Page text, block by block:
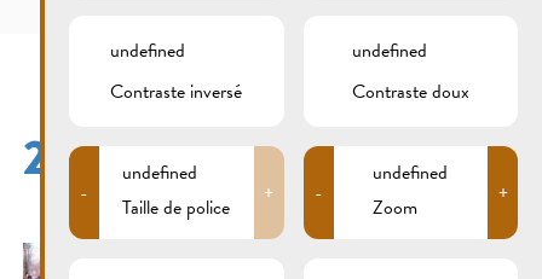
26.03.17 022A
undefined
Contraste inversé
undefined
Contraste doux
-
undefined
Taille de police
+ -
undefined
Zoom
+